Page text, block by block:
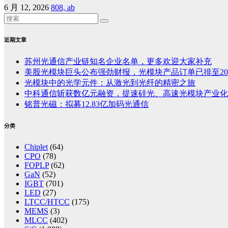
6 月 12, 2026 808, ab
近期文章
苏州光通信产业链知名企业名单，更多欢迎大家补充
美股光模块巨头公布强劲财报，光模块产品订单已排至
光模块中的光学元件：从激光到光纤的精密之旅
中科通信斩获数亿元融资，提速硅光、高速光模块产业化
铭普光磁：拟募12.83亿加码光通信
分类
Chiplet (64)
CPO (78)
FOPLP(62)
GaN (52)
IGBT (701)
LED (27)
LTCC/HTCC (175)
MEMS (3)
MLCC (402)